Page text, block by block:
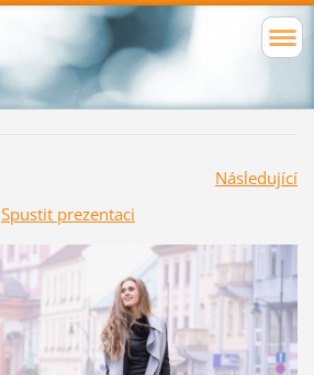
Následující
Spustit prezentaci